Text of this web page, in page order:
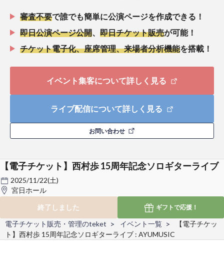
審査不要で誰でも簡単に公演ページを作成できる！
即日公演ページ公開
即日チケット販売が可能！
チケット電子化、座席管理、来場者分析機能を搭載！
イベント集客について詳しく見る
ライブ配信について詳しく見る
お問い合わせ
【電子チケット】西村歩 15周年記念ソロギターライブ
2025/11/22(土)
宮日ホール
終了しました
ギフトで応援！
電子チケット販売・管理のteket イベント一覧
【電子チケッ
ト】西村歩 15周年記念ソロギターライブ : AYUMUSIC